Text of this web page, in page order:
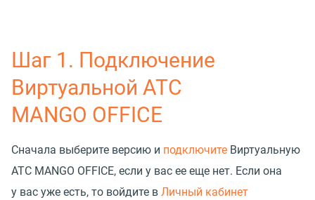
Шаг 1. Подключение
Виртуальной АТС
MANGO OFFICE
Сначала выберите версию и подключите Виртуальную
АТС MANGO OFFICE, если у вас ее еще нет. Если она
у вас уже есть, то войдите в Личный кабинет